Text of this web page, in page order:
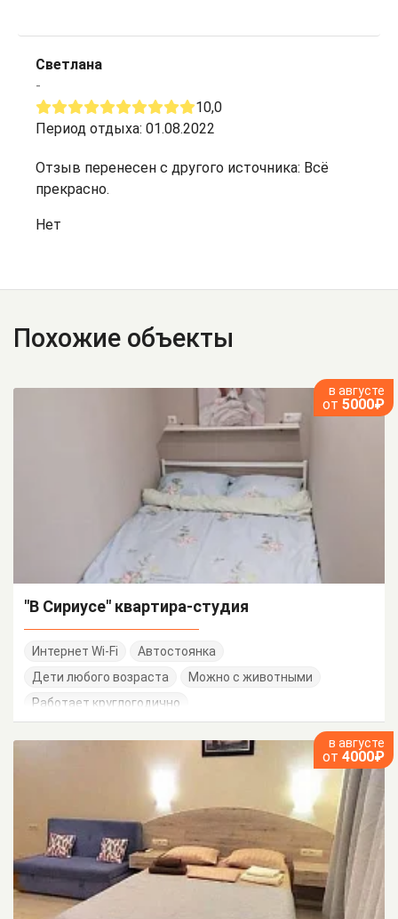
Светлана
-
10,0
Период отдыха: 01.08.2022
Отзыв перенесен с другого источника: Всё
прекрасно.
Нет
Похожие объекты
в августе
от 5000₽
"В Сириусе" квартира-студия
Интернет Wi-Fi
Автостоянка
Дети любого возраста
Можно с животными
Работает круглогодично
в августе
от 4000₽